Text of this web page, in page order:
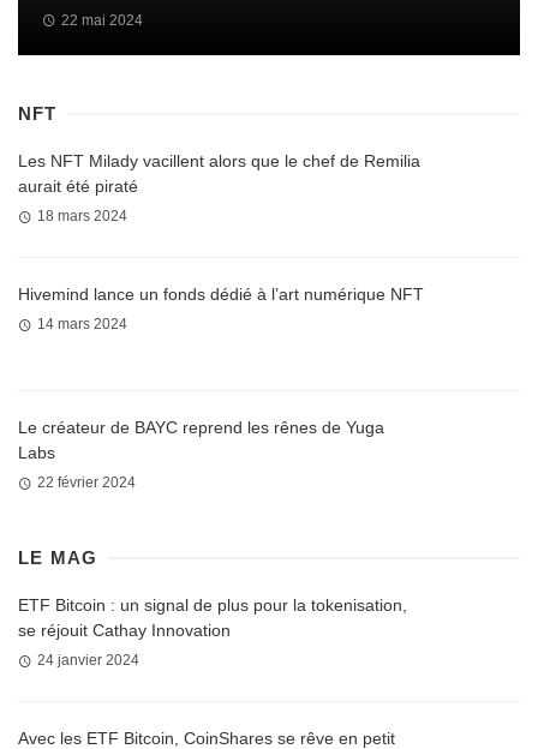
22 mai 2024
NFT
Les NFT Milady vacillent alors que le chef de Remilia
aurait été piraté
18 mars 2024
Hivemind lance un fonds dédié à l’art numérique NFT
14 mars 2024
Le créateur de BAYC reprend les rênes de Yuga
Labs
22 février 2024
LE MAG
ETF Bitcoin : un signal de plus pour la tokenisation,
se réjouit Cathay Innovation
24 janvier 2024
Avec les ETF Bitcoin, CoinShares se rêve en petit